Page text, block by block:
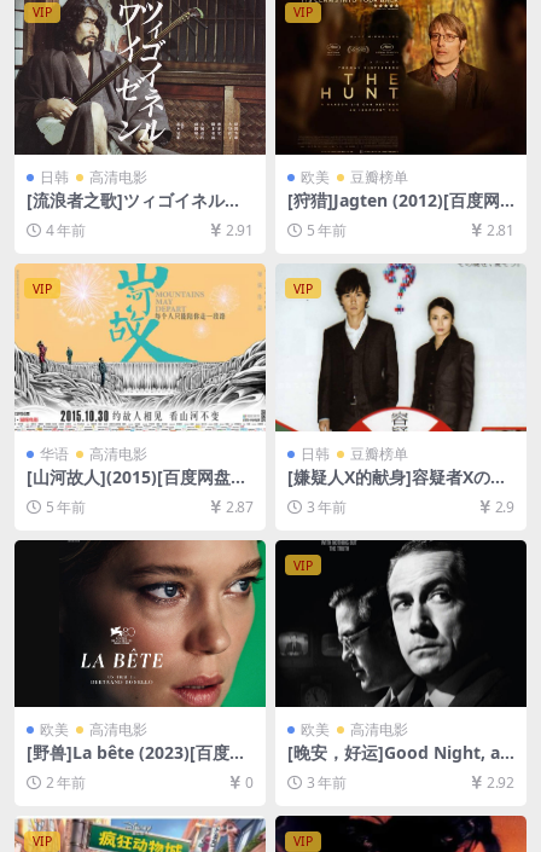
VIP
日韩 高清电影
[流浪者之歌]ツィゴイネルワ
イゼン (1980)[百度网盘+迅雷
云盘资源1080P超清未删减]
[MP4/8.9GB][日语中字]
4 年前 2.91
VIP
欧美 豆瓣榜单
[狩猎]Jagten (2012)[百度网
盘+夸克网盘+迅雷云盘资源10
80P超清未删减][MP4/7.3GB]
[中英字幕]
5 年前 2.81
VIP
华语 高清电影
[山河故人](2015)[百度网盘
+迅雷云盘资源1080P超清未
删减][MP4/8.1GB][原声中字]
5 年前 2.87
VIP
日韩 豆瓣榜单
[嫌疑人X的献身]容疑者Xの献
身 (2008)[百度网盘+夸克网盘
1080P超清未删减资源][网盘
[中文字幕]
3 年前 2.9
欧美 高清电影
[野兽]La bête (2023)[百度网
盘+夸克网盘1080P超清未删
减资源][网盘在线播放/下载]
2 年前 0
VIP
欧美 高清电影
[晚安，好运]Good Night, an
d Good Luck. (2005)[百度网
盘+夸克网盘1080P超清未删
减资源][网盘在线播放/下载]
[MP4/6GB][中英字幕]
3 年前 2.92
VIP VIP